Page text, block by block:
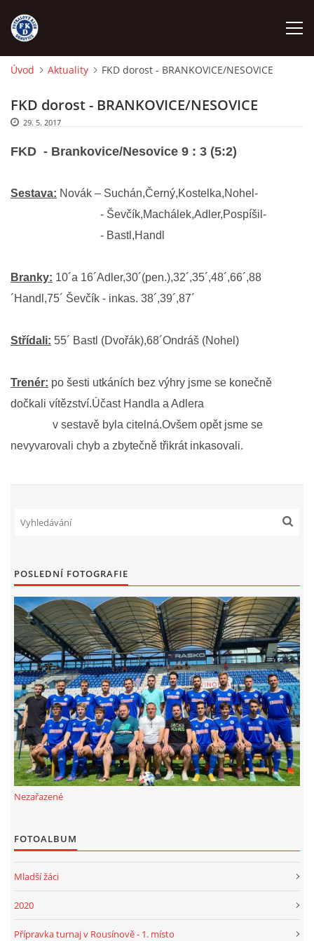
NÁBOR
STARŠÍ ŽÁCI
MLADŠÍ ŽÁCI
MLADŠÍ ŽÁCI "B"
STARŠÍ PŘÍPRAVKA R 2012 + 2013
DOTACE
FKD, z.s.
Drnovice 704
68304 Drnovice
ičo 27005305
č.ú. 3227086359 / 0800
sekretarfkd@centrum.cz
Úvod Aktuality FKD dorost - BRANKOVICE/NESOVICE
FKD dorost - BRANKOVICE/NESOVICE
29. 5. 2017
FKD - Brankovice/Nesovice 9 : 3 (5:2)
Sestava: Novák – Suchán,Černý,Kostelka,Nohel-
- Ševčík,Machálek,Adler,Pospíšil-
- Bastl,Handl
Branky: 10´a 16´Adler,30´(pen.),32´,35´,48´,66´,88
´Handl,75´ Ševčík - inkas. 38´,39´,87´
Střídali: 55´ Bastl (Dvořák),68´Ondráš (Nohel)
Trenér: po šesti utkáních bez výhry jsme se konečně
dočkali vítězství.Účast Handla a Adlera
v sestavě byla citelná.Ovšem opět jsme se
nevyvarovali chyb a zbytečně třikrát inkasovali.
POSLEDNÍ FOTOGRAFIE
Nezařazené
FOTOALBUM
Mladší žáci
2020
Přípravka turnaj v Rousínově - 1. místo